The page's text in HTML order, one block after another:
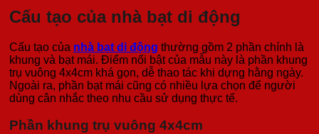
Cấu tạo của nhà bạt di động
Cấu tạo của nhà bạt di động thường gồm 2 phần chính là
khung và bạt mái. Điểm nổi bật của mẫu này là phần khung
trụ vuông 4x4cm khá gọn, dễ thao tác khi dựng hằng ngày.
Ngoài ra, phần bạt mái cũng có nhiều lựa chọn để người
dùng cân nhắc theo nhu cầu sử dụng thực tế.
Phần khung trụ vuông 4x4cm